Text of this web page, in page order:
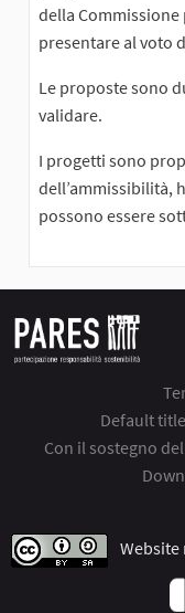
della
presentare al voto
Le proposte sono
validare.
I progetti sono
dell’ammissibilità,
possono essere
Default
Con il sostegno
Website